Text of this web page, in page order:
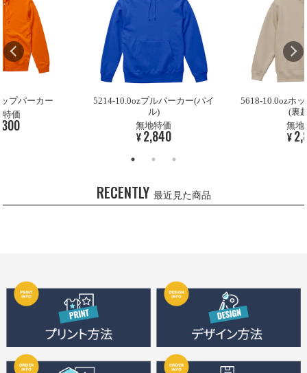
プパーカー
特価
5214-10.0ozプルパーカー(パイ
ル)
無地特価
¥2,840
5618-10.0ozホ
(裏
無地
¥
RECENTLY 最近見た商品